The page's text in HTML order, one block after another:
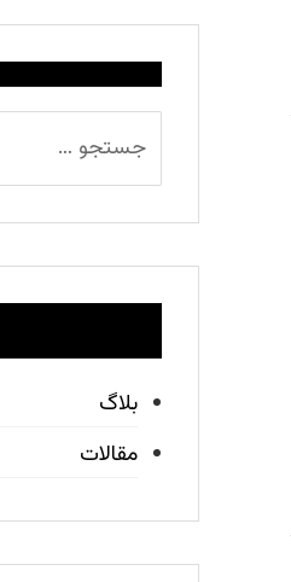
بلاگ
مقالات